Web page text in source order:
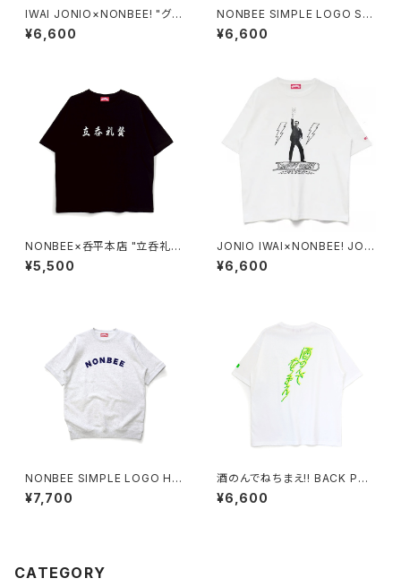
IWAI JONIO×NONBEE! "グッ
チバー" TEE black
¥6,600
NONBEE SIMPLE LOGO SW
¥6,600
NONBEE×呑平本店 "立呑礼
賛" TEE black/white
¥5,500
JONIO IWAI×NONBEE! JOH
NNY NIGHT FEVER TEE whi
te/black
¥6,600
NONBEE SIMPLE LOGO HA
LF SLEEVE SWEAT ash-gre
y
¥7,700
酒のんでねちまえ!! BACK PRI
NT TEE white/new neon-c
olor
¥6,600
CATEGORY